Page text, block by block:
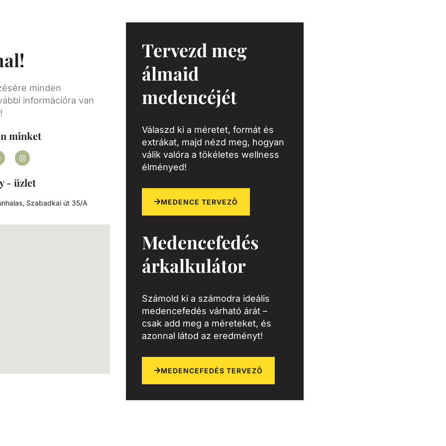
és
minden
információra van
minket
- üzlet
Szabadkai út 35/A
Tervezd meg
álmaid
medencéjét
Válaszd ki a méretet, formát és
extrákat, majd nézd meg, hogyan
válik valóra a tökéletes wellness
élményed!
MEDENCE TERVEZŐ
Medencefedés
árkalkulátor
Számold ki a számodra ideális
medencefedés várható árát –
csak add meg a méreteket, és
azonnal látod az eredményt!
MEDENCEFEDÉS TERVEZŐ